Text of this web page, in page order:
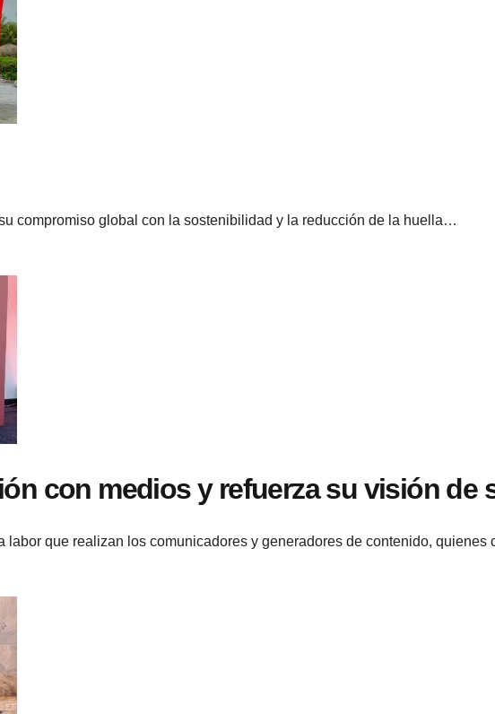
compromiso global con la sostenibilidad y la reducción de la huella…
con medios y refuerza su visión de
labor que realizan los comunicadores y generadores de contenido,